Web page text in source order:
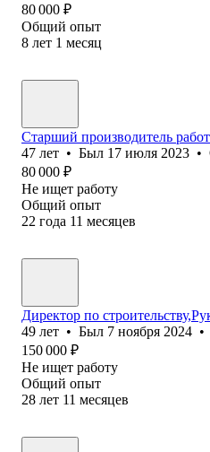
80 000 ₽
Общий опыт
8 лет 1 месяц
Старший производитель работ
47 лет • Был 17 июля 2023 •
80 000 ₽
Не ищет работу
Общий опыт
22 года 11 месяцев
Директор по
49 лет • Был 7 ноября 2024 •
150 000 ₽
Не ищет работу
Общий опыт
28 лет 11 месяцев